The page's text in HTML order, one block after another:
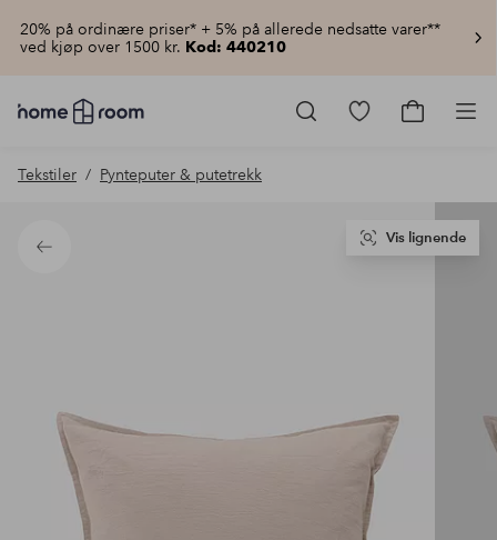
20% på ordinære priser* + 5% på allerede nedsatte varer**
ved kjøp over 1500 kr. Kod: 440210
Homeroom
–
hjemmet
pris
Gå
Gå
Tekstiler Pynteputer & putetrekk
Tilbake
Vis lignende